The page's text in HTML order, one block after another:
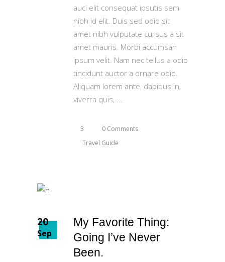
auci elit consequat ipsutis sem
nibh id elit. Duis sed odio sit
amet nibh vulputate cursus a sit
amet mauris. Morbi accumsan
ipsum velit. Nam nec tellus a odio
tincidunt auctor a ornare odio.
Aliquam lorem ante, dapibus in,
viverra quis,
3
0 Comments
Travel Guide
20
Sep
My Favorite Thing:
Going I’ve Never
Been.